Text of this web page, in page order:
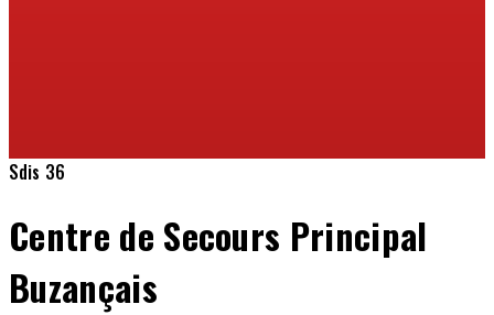
Sdis 36
Centre de Secours Principal
Buzançais